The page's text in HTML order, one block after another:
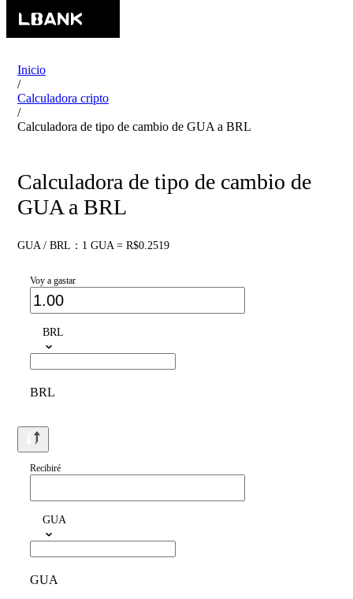
Inicio
/
Calculadora cripto
/
Calculadora de tipo de cambio de GUA a BRL
Calculadora de tipo de cambio de
GUA a BRL
GUA / BRL：1 GUA = R$0.2519
Voy a gastar
BRL
BRL
Recibiré
GUA
GUA